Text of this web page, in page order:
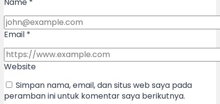
Email *
Website
Simpan nama, email, dan situs web saya pada
peramban ini untuk komentar saya berikutnya.